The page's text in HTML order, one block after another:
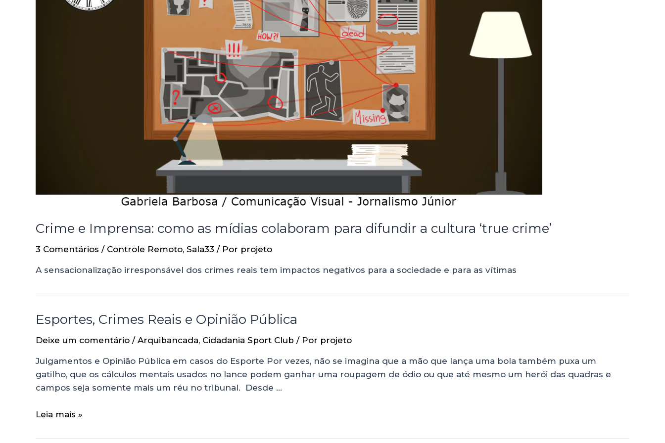
Crime e Imprensa: como as mídias colaboram para difundir a cultura ‘true crime’
3 Comentários / Controle Remoto, Sala33 / Por projeto
A sensacionalização irresponsável dos crimes reais tem impactos negativos para a sociedade e para as vítimas
Esportes, Crimes Reais e Opinião Pública
Deixe um comentário / Arquibancada, Cidadania Sport Club / Por projeto
Julgamentos e Opinião Pública em casos do Esporte Por vezes, não se imagina que a mão que lança uma bola também puxa um
gatilho, que os cálculos mentais usados no lance podem ganhar uma roupagem de ódio ou que até mesmo um herói das quadras e
campos seja somente mais um réu no tribunal. Desde …
Leia mais »